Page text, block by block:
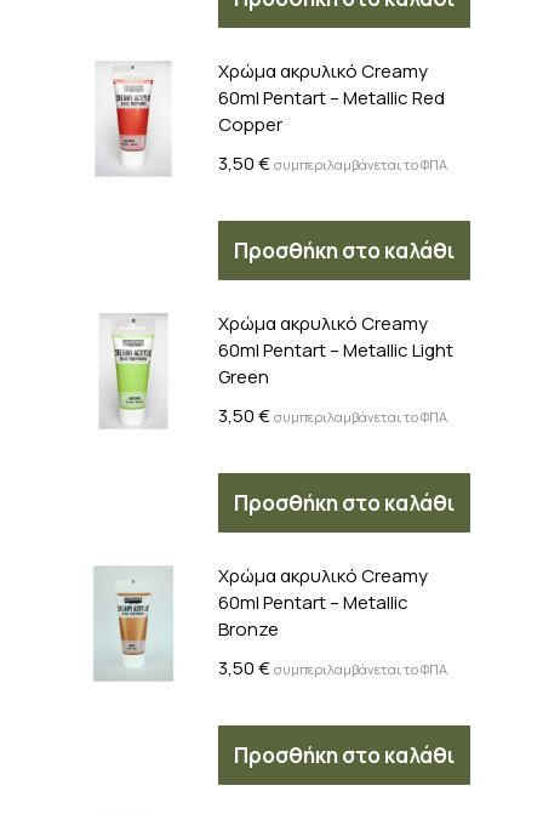
Χρώμα ακρυλικό Creamy
60ml Pentart – Metallic Red
Copper
3,50€ συμπεριλαμβάνεται το ΦΠΑ
Προσθήκη στο καλάθι
Χρώμα ακρυλικό Creamy
60ml Pentart – Metallic Light
Green
3,50€ συμπεριλαμβάνεται το ΦΠΑ
Προσθήκη στο καλάθι
Χρώμα ακρυλικό Creamy
60ml Pentart – Metallic
Bronze
3,50€ συμπεριλαμβάνεται το ΦΠΑ
Προσθήκη στο καλάθι